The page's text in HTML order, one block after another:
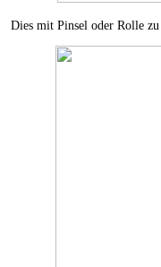
Dies mit Pinsel oder Rolle zu